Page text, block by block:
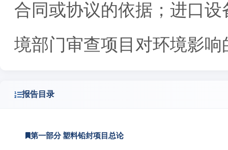
合同或协议的依据；进口
境部门审查项目对环境影响
报告目录
第一部分 塑料铅封项目总论